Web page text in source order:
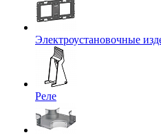
Электроустановочные
Реле